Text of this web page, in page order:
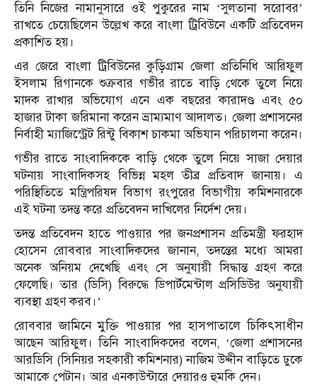
তিনি নিজের নামানুসারে ওই পুকুরের নাম ‘সুলতানা সরোবর’
রাখতে চেয়েছিলেন উল্লেখ করে বাংলা ট্রিবিউনে একটি প্রতিবেদন
প্রকাশিত হয়।
এর জেরে বাংলা ট্রিবিউনের কুড়িগ্রাম জেলা প্রতিনিধি আরিফুল
ইসলাম রিগানকে শুক্রবার গভীর রাতে বাড়ি থেকে তুলে নিয়ে
মাদক রাখার অভিযোগ এনে এক বছরের কারাদণ্ড এবং ৫০
হাজার টাকা জরিমানা করেন ভ্রাম্যমাণ আদালত। জেলা প্রশাসনের
নির্বাহী ম্যাজিস্ট্রেট রিন্টু বিকাশ চাকমা অভিযান পরিচালনা করেন।
গভীর রাতে সাংবাদিককে বাড়ি থেকে তুলে নিয়ে সাজা দেয়ার
ঘটনায় সাংবাদিকসহ বিভিন্ন মহল তীব্র প্রতিবাদ জানায়। এ
পরিস্থিতিতে মন্ত্রিপরিষদ বিভাগ রংপুরের বিভাগীয় কমিশনারকে
এই ঘটনা তদন্ত করে প্রতিবেদন দাখিলের নির্দেশ দেয়।
তদন্ত প্রতিবেদন হাতে পাওয়ার পর জনপ্রশাসন প্রতিমন্ত্রী ফরহাদ
হোসেন রোববার সাংবাদিকদের জানান, তদন্তের মধ্যে আমরা
অনেক অনিয়ম দেখেছি এবং সে অনুযায়ী সিদ্ধান্ত গ্রহণ করে
ফেলেছি। তার (ডিসি) বিরুদ্ধে ডিপার্টমেন্টাল প্রসিডিউর অনুযায়ী
ব্যবস্থা গ্রহণ করব।’
রোববার জামিনে মুক্তি পাওয়ার পর হাসপাতালে চিকিৎসাধীন
আছেন আরিফুল। তিনি সাংবাদিকদের বলেন, ‘জেলা প্রশাসনের
আরডিসি (সিনিয়র সহকারী কমিশনার) নাজিম উদ্দীন বাড়িতে ঢুকে
আমাকে পেটান। আর এনকাউন্টারে দেয়ারও হুমকি দেন।